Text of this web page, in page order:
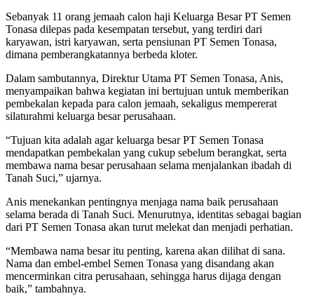
Sebanyak 11 orang jemaah calon haji Keluarga Besar PT Semen
Tonasa dilepas pada kesempatan tersebut, yang terdiri dari
karyawan, istri karyawan, serta pensiunan PT Semen Tonasa,
dimana pemberangkatannya berbeda kloter.
Dalam sambutannya, Direktur Utama PT Semen Tonasa, Anis,
menyampaikan bahwa kegiatan ini bertujuan untuk memberikan
pembekalan kepada para calon jemaah, sekaligus mempererat
silaturahmi keluarga besar perusahaan.
“Tujuan kita adalah agar keluarga besar PT Semen Tonasa
mendapatkan pembekalan yang cukup sebelum berangkat, serta
membawa nama besar perusahaan selama menjalankan ibadah di
Tanah Suci,” ujarnya.
Anis menekankan pentingnya menjaga nama baik perusahaan
selama berada di Tanah Suci. Menurutnya, identitas sebagai bagian
dari PT Semen Tonasa akan turut melekat dan menjadi perhatian.
“Membawa nama besar itu penting, karena akan dilihat di sana.
Nama dan embel-embel Semen Tonasa yang disandang akan
mencerminkan citra perusahaan, sehingga harus dijaga dengan
baik,” tambahnya.